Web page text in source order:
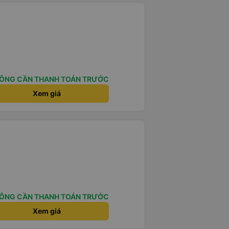
CẦN THANH TOÁN TRƯỚC
Xem giá
CẦN THANH TOÁN TRƯỚC
Xem giá